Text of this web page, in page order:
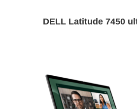
DELL Latitude 7450